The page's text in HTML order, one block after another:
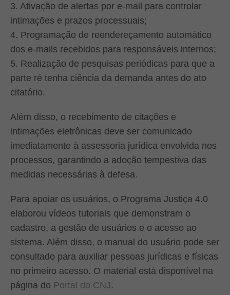
3. Ativação de alertas por e-mail para controlar
intimações e prazos processuais;
4. Programação de reendereçamento automático
dos e-mails recebidos para responsáveis internos;
5. Realização de pesquisas periódicas para que a
parte ré tenha ciência da demanda antes do ato
citatório.
Além disso, o recebimento de citações e
intimações eletrônicas deve ser comunicado
imediatamente à assessoria jurídica envolvida nos
processos, garantindo a adoção tempestiva das
medidas necessárias à defesa.
Para apoiar os usuários, o Programa Justiça 4.0
elaborou vídeos tutoriais que demonstram o
cadastro, a gestão de usuários e o acesso ao
sistema. Além disso, o manual do usuário pode ser
consultado para auxiliar pessoas jurídicas e físicas
no primeiro acesso. O material está disponível na
página do Portal do CNJ.